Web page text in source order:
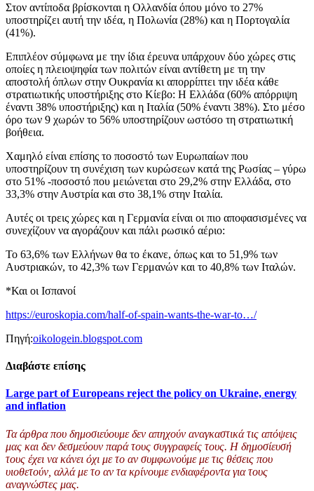
Στον αντίποδα βρίσκονται η Ολλανδία όπου μόνο το 27%
υποστηρίζει αυτή την ιδέα, η Πολωνία (28%) και η Πορτογαλία
(41%).
Επιπλέον σύμφωνα με την ίδια έρευνα υπάρχουν δύο χώρες στις
οποίες η πλειοψηφία των πολιτών είναι αντίθετη με τη την
αποστολή όπλων στην Ουκρανία κι απορρίπτει την ιδέα κάθε
στρατιωτικής υποστήριξης στο Κίεβο: Η Ελλάδα (60% απόρριψη
έναντι 38% υποστήριξης) και η Ιταλία (50% έναντι 38%). Στο μέσο
όρο των 9 χωρών το 56% υποστηρίζουν ωστόσο τη στρατιωτική
βοήθεια.
Χαμηλό είναι επίσης το ποσοστό των Ευρωπαίων που
υποστηρίζουν τη συνέχιση των κυρώσεων κατά της Ρωσίας – γύρω
στο 51% -ποσοστό που μειώνεται στο 29,2% στην Ελλάδα, στο
33,3% στην Αυστρία και στο 38,1% στην Ιταλία.
Αυτές οι τρεις χώρες και η Γερμανία είναι οι πιο αποφασισμένες να
συνεχίζουν να αγοράζουν και πάλι ρωσικό αέριο:
Το 63,6% των Ελλήνων θα το έκανε, όπως και το 51,9% των
Αυστριακών, το 42,3% των Γερμανών και το 40,8% των Ιταλών.
*Και οι Ισπανοί
https://euroskopia.com/half-of-spain-wants-the-war-to…/
Πηγή:oikologein.blogspot.com
Διαβάστε επίσης
Large part of Europeans reject the policy on Ukraine, energy
and inflation
Τα άρθρα που δημοσιεύουμε δεν απηχούν αναγκαστικά τις απόψεις
μας και δεν δεσμεύουν παρά τους συγγραφείς τους. Η δημοσίευσή
τους έχει να κάνει όχι με το αν συμφωνούμε με τις θέσεις που
υιοθετούν, αλλά με το αν τα κρίνουμε ενδιαφέροντα για τους
αναγνώστες μας.